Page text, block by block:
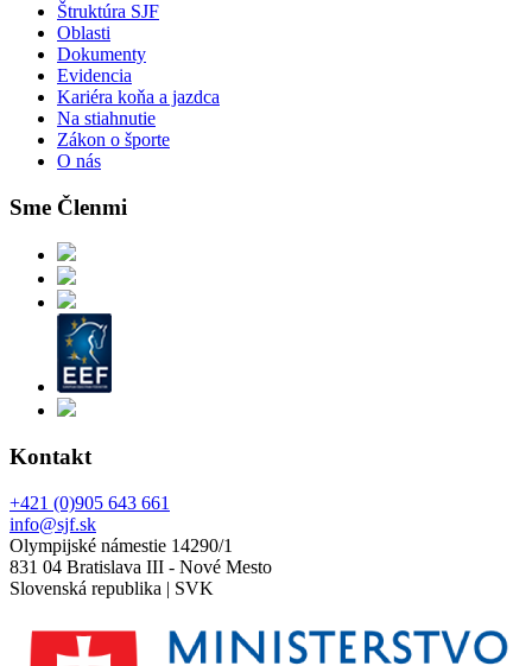
Štruktúra SJF
Oblasti
Dokumenty
Evidencia
Kariéra koňa a jazdca
Na stiahnutie
Zákon o športe
O nás
Sme Členmi
Kontakt
+421 (0)905 643 661
info@sjf.sk
Olympijské námestie 14290/1
831 04 Bratislava III - Nové Mesto
Slovenská republika | SVK